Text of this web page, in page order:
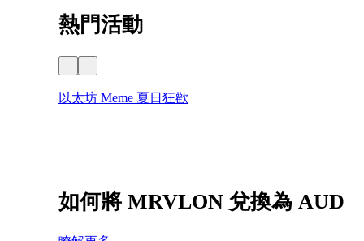
熱門活動
以太坊 Meme 夏日狂歡
如何將 MRVLON 兌換為 AUD